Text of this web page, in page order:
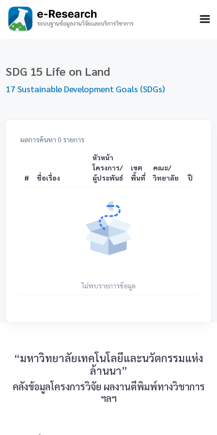
SDG 15 Life on Land
17 Sustainable Development Goals (SDGs)
ผลการค้นหา 0 รายการ
# ชื่อเรื่อง
หัวหน้า
โครงการ/
ผู้ประพันธ์
เขต
พื้นที่
คณะ/
วิทยาลัย
ปี
ไม่พบรายการข้อมูล
“มหาวิทยาลัยเทคโนโลยีและนวัตกรรมแห่ง
ล้านนา”
คลังข้อมูลโครงการวิจัย ผลงานตีพิมพ์ทางวิชาการ
ฯลฯ